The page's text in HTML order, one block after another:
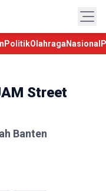
PolitikOlahraga Nasional
Street
Banten